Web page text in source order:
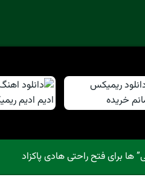
ها برای فتح راحتی هادی پاکزاد